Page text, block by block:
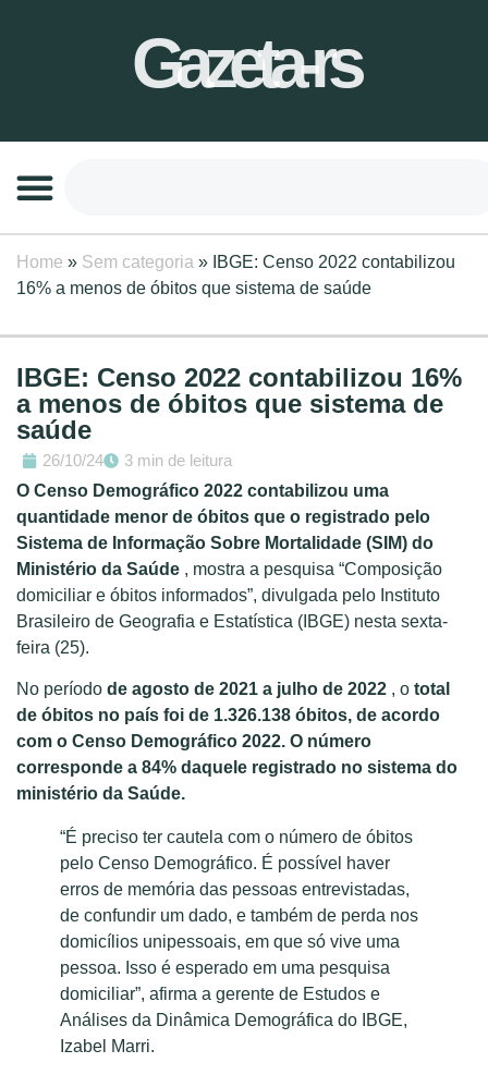
Gazeta-rs
Home » Sem categoria » IBGE: Censo 2022 contabilizou
16% a menos de óbitos que sistema de saúde
IBGE: Censo 2022 contabilizou 16%
a menos de óbitos que sistema de
saúde
26/10/24
3 min de leitura
O Censo Demográfico 2022 contabilizou uma
quantidade menor de óbitos que o registrado pelo
Sistema de Informação Sobre Mortalidade (SIM) do
Ministério da Saúde , mostra a pesquisa “Composição
domiciliar e óbitos informados”, divulgada pelo Instituto
Brasileiro de Geografia e Estatística (IBGE) nesta sexta-
feira (25).
No período de agosto de 2021 a julho de 2022 , o total
de óbitos no país foi de 1.326.138 óbitos, de acordo
com o Censo Demográfico 2022. O número
corresponde a 84% daquele registrado no sistema do
ministério da Saúde.
“É preciso ter cautela com o número de óbitos
pelo Censo Demográfico. É possível haver
erros de memória das pessoas entrevistadas,
de confundir um dado, e também de perda nos
domicílios unipessoais, em que só vive uma
pessoa. Isso é esperado em uma pesquisa
domiciliar”, afirma a gerente de Estudos e
Análises da Dinâmica Demográfica do IBGE,
Izabel Marri.